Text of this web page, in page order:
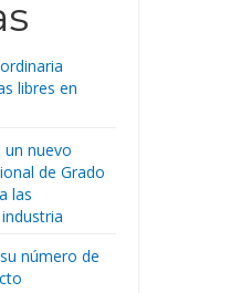
libres en
un nuevo
de Grado
las
número de